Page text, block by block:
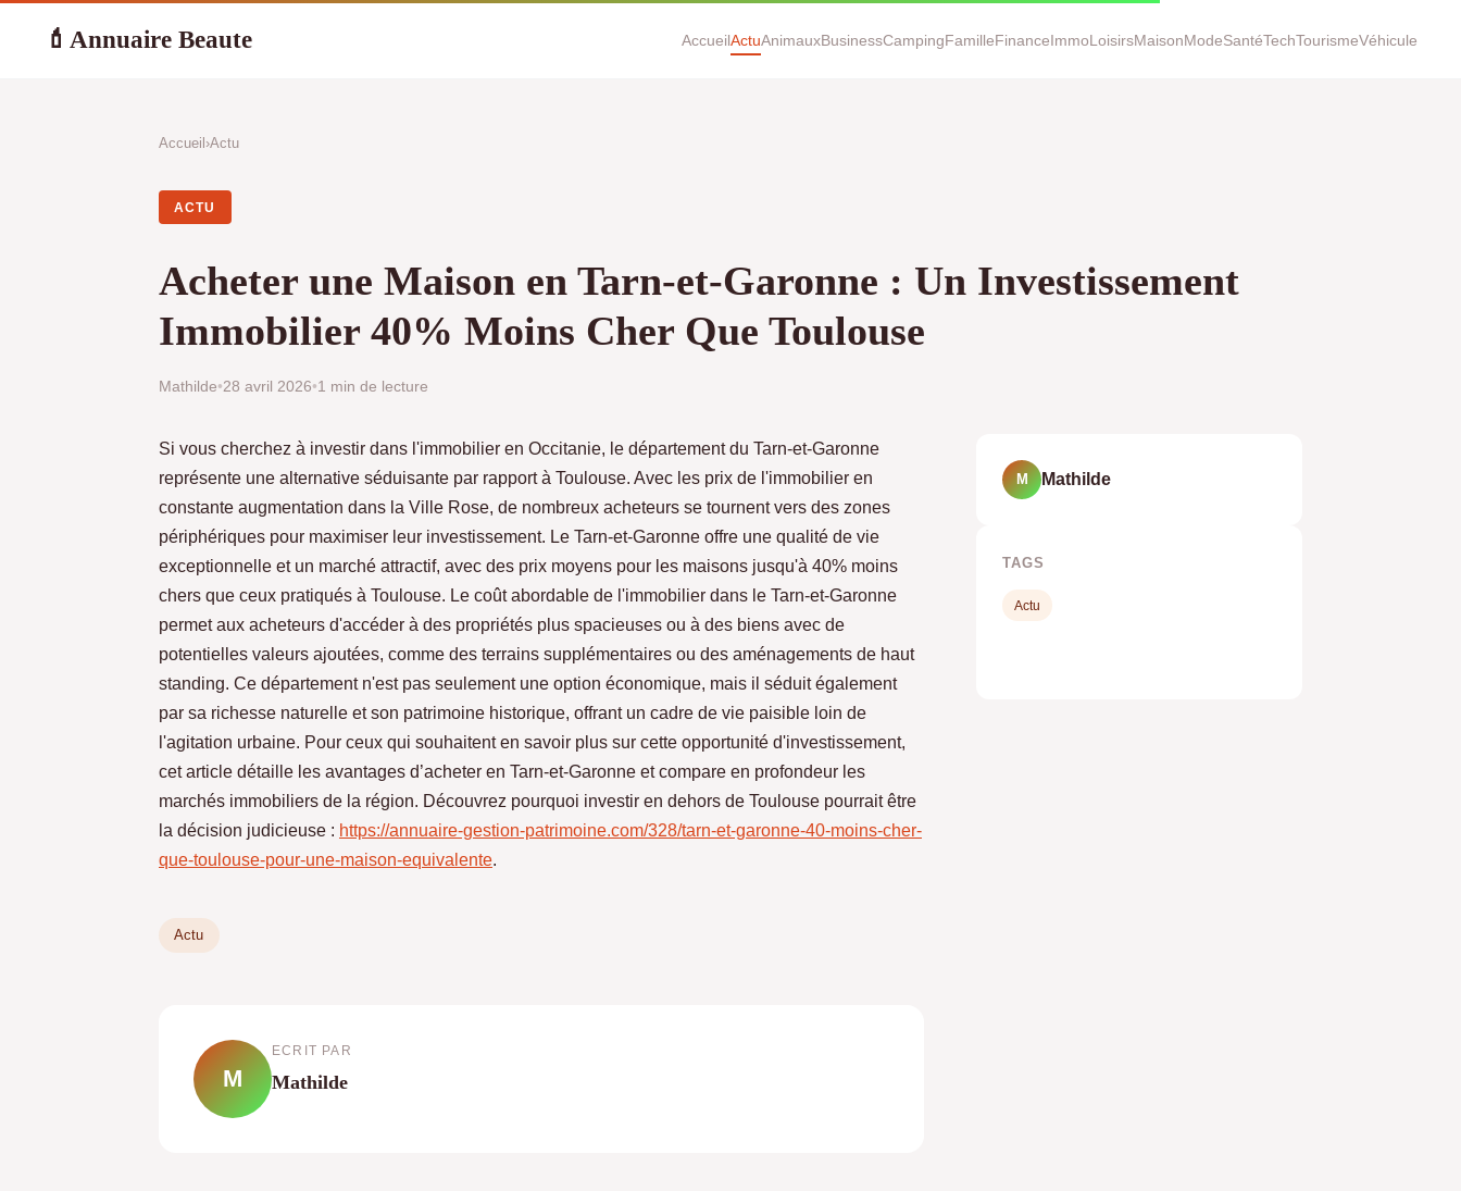
💄 Annuaire Beaute AccueilActuAnimauxBusinessCampingFamilleFinanceImmoLoisirsMaisonModeSantéTechTourismeVéhicule
Accueil ›Actu
ACTU
Acheter une Maison en Tarn-et-Garonne : Un Investissement
Immobilier 40% Moins Cher Que Toulouse
Mathilde•28 avril 2026•1 min de lecture
Si vous cherchez à investir dans l'immobilier en Occitanie, le département du Tarn-et-Garonne
représente une alternative séduisante par rapport à Toulouse. Avec les prix de l'immobilier en
constante augmentation dans la Ville Rose, de nombreux acheteurs se tournent vers des zones
périphériques pour maximiser leur investissement. Le Tarn-et-Garonne offre une qualité de vie
exceptionnelle et un marché attractif, avec des prix moyens pour les maisons jusqu'à 40% moins
chers que ceux pratiqués à Toulouse. Le coût abordable de l'immobilier dans le Tarn-et-Garonne
permet aux acheteurs d'accéder à des propriétés plus spacieuses ou à des biens avec de
potentielles valeurs ajoutées, comme des terrains supplémentaires ou des aménagements de haut
standing. Ce département n'est pas seulement une option économique, mais il séduit également
par sa richesse naturelle et son patrimoine historique, offrant un cadre de vie paisible loin de
l'agitation urbaine. Pour ceux qui souhaitent en savoir plus sur cette opportunité d'investissement,
cet article détaille les avantages d’acheter en Tarn-et-Garonne et compare en profondeur les
marchés immobiliers de la région. Découvrez pourquoi investir en dehors de Toulouse pourrait être
la décision judicieuse : https://annuaire-gestion-patrimoine.com/328/tarn-et-garonne-40-moins-cher-
que-toulouse-pour-une-maison-equivalente.
Actu
M
ECRIT PAR
Mathilde
M Mathilde
TAGS
Actu